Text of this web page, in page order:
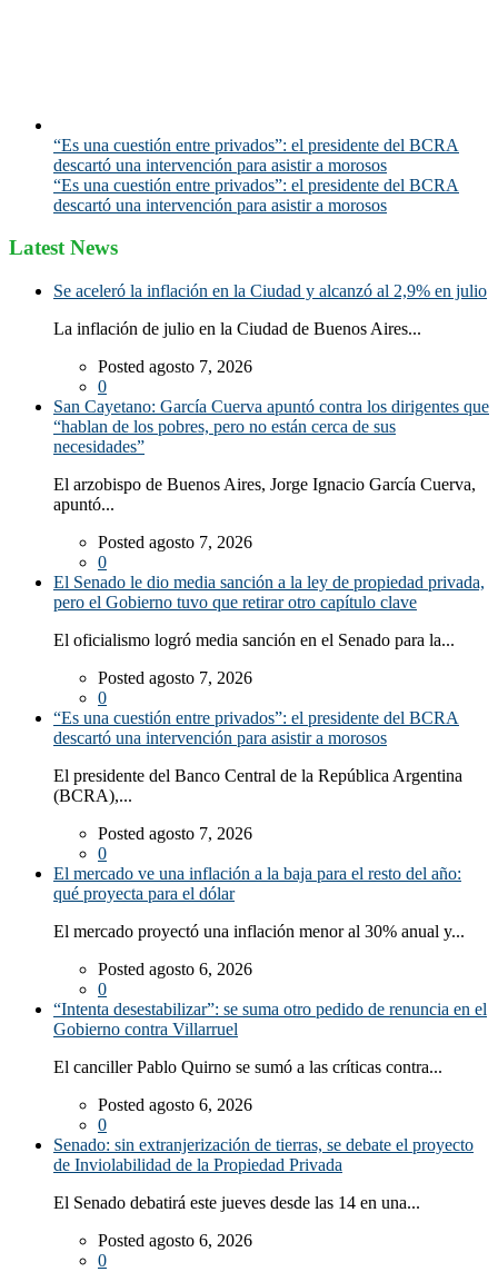
“Es una cuestión entre privados”: el presidente del BCRA
descartó una intervención para asistir a morosos
“Es una cuestión entre privados”: el presidente del BCRA
descartó una intervención para asistir a morosos
Latest News
Se aceleró la inflación en la Ciudad y alcanzó al 2,9% en julio
La inflación de julio en la Ciudad de Buenos Aires...
Posted agosto 7, 2026
0
San Cayetano: García Cuerva apuntó contra los dirigentes que
“hablan de los pobres, pero no están cerca de sus
necesidades”
El arzobispo de Buenos Aires, Jorge Ignacio García Cuerva,
apuntó...
Posted agosto 7, 2026
0
El Senado le dio media sanción a la ley de propiedad privada,
pero el Gobierno tuvo que retirar otro capítulo clave
El oficialismo logró media sanción en el Senado para la...
Posted agosto 7, 2026
0
“Es una cuestión entre privados”: el presidente del BCRA
descartó una intervención para asistir a morosos
El presidente del Banco Central de la República Argentina
(BCRA),...
Posted agosto 7, 2026
0
El mercado ve una inflación a la baja para el resto del año:
qué proyecta para el dólar
El mercado proyectó una inflación menor al 30% anual y...
Posted agosto 6, 2026
0
“Intenta desestabilizar”: se suma otro pedido de renuncia en el
Gobierno contra Villarruel
El canciller Pablo Quirno se sumó a las críticas contra...
Posted agosto 6, 2026
0
Senado: sin extranjerización de tierras, se debate el proyecto
de Inviolabilidad de la Propiedad Privada
El Senado debatirá este jueves desde las 14 en una...
Posted agosto 6, 2026
0